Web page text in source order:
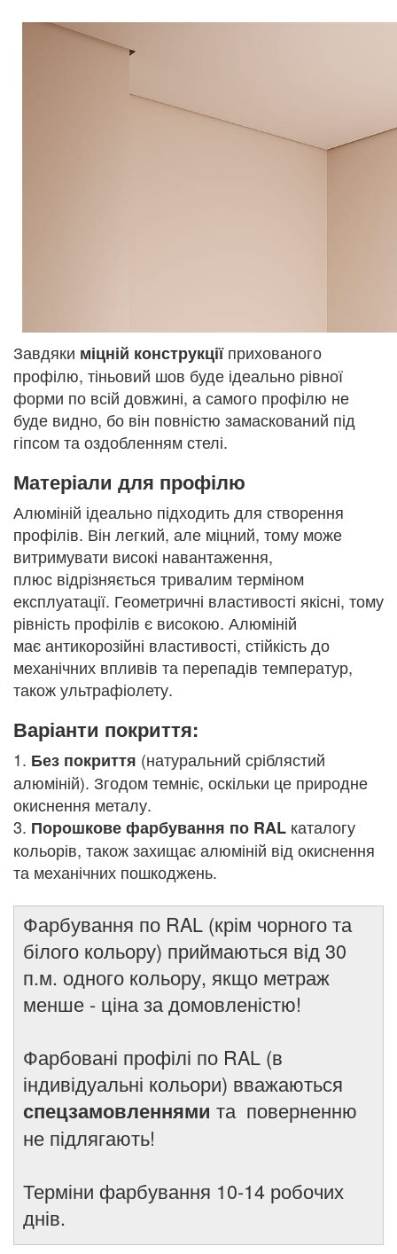
Завдяки міцній конструкціїприхованого
профілю, тіньовий шов буде ідеально рівної
форми по всій довжині, а самого профілю не
буде видно, бо він повністю замаскований під
гіпсом та оздобленням стелі.
Матеріали для профілю
Алюміній ідеально підходить для створення
профілів. Він легкий, але міцний, тому може
витримувати високі навантаження,
плюс відрізняється тривалим терміном
експлуатації. Геометричні властивості якісні, тому
рівність профілів є високою. Алюміній
має антикорозійні властивості, стійкість до
механічних впливів та перепадів температур,
також ультрафіолету.
Варіанти покриття:
1. Без покриття (натуральний сріблястий
алюміній). Згодом темніє, оскільки це природне
окиснення металу.
3. Порошкове фарбування по RAL каталогу
кольорів, також захищає алюміній від окиснення
та механічних пошкоджень.
Фарбування по RAL (крім чорного та
білого кольору) приймаються від 30
п.м. одного кольору, якщо метраж
менше - ціна за домовленістю!
Фарбовані профілі по RAL (в
індивідуальні кольори) вважаються
спецзамовленнями та поверненню
не підлягають!
Терміни фарбування 10-14 робочих
днів.